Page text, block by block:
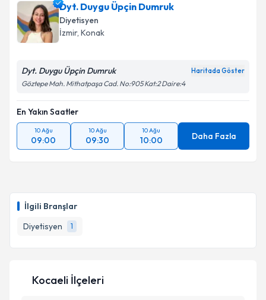
İlgili Branşlar
Diyetisyen
1
Dyt. Duygu Üpçin Dumruk
Diyetisyen
İzmir, Konak
Dyt. Duygu Üpçin Dumruk Haritada Göster
Göztepe Mah. Mithatpaşa Cad. No:905 Kat:2 Daire:4
En Yakın Saatler
10 Ağu
09:00
10 Ağu
09:30
10 Ağu
10:00 Daha Fazla
Kocaeli İlçeleri